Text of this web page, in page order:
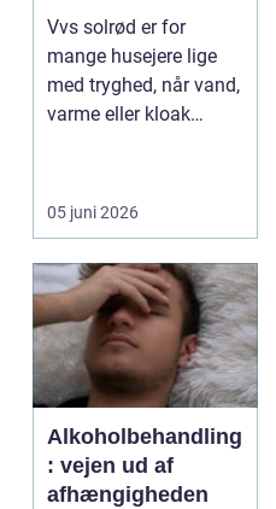
Vvs solrød er for
mange husejere lige
med tryghed, når vand,
varme eller kloak
05 juni 2026
Alkoholbehandling
: vejen ud af
afhængigheden